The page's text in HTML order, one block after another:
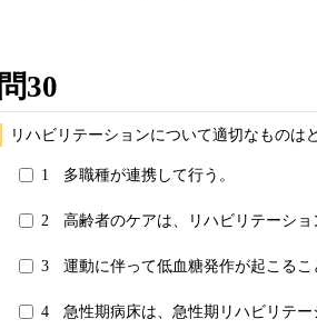
問30
リハビリテーションについて適切なものは
1 多職種が連携して行う。
2 高齢者のケアは、リハビリテーシ
3 運動に伴って低血糖発作が起こるこ
4 急性期病床は、急性期リハビリテ